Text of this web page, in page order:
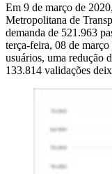
Em 9 de março de
Metropolitana de
demanda de 521.963
terça-feira, 08 de
usuários, uma redução
133.814 validações